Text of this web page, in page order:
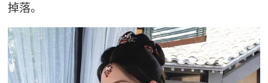
掉落。